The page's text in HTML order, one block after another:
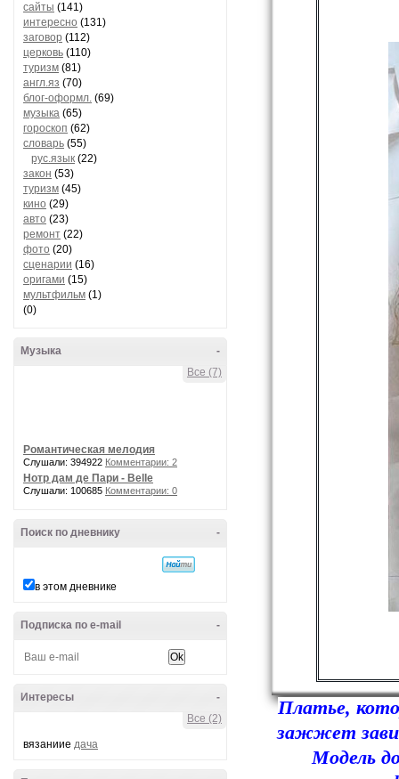
сайты (141)
интересно (131)
заговор (112)
церковь (110)
туризм (81)
англ.яз (70)
блог-оформл. (69)
музыка (65)
гороскоп (62)
словарь (55)
рус.язык (22)
закон (53)
туризм (45)
кино (29)
авто (23)
ремонт (22)
фото (20)
сценарии (16)
оригами (15)
мультфильм (1)
(0)
-
Музыка
Все (7)
Романтическая мелодия
Слушали: 394922 Комментарии: 2
Нотр дам де Пари - Belle
Слушали: 100685 Комментарии: 0
-
Поиск по дневнику
в этом дневнике
-
Подписка по e-mail
-
Интересы
Все (2)
вязаниие дача
Платье,
зажжет
Модель